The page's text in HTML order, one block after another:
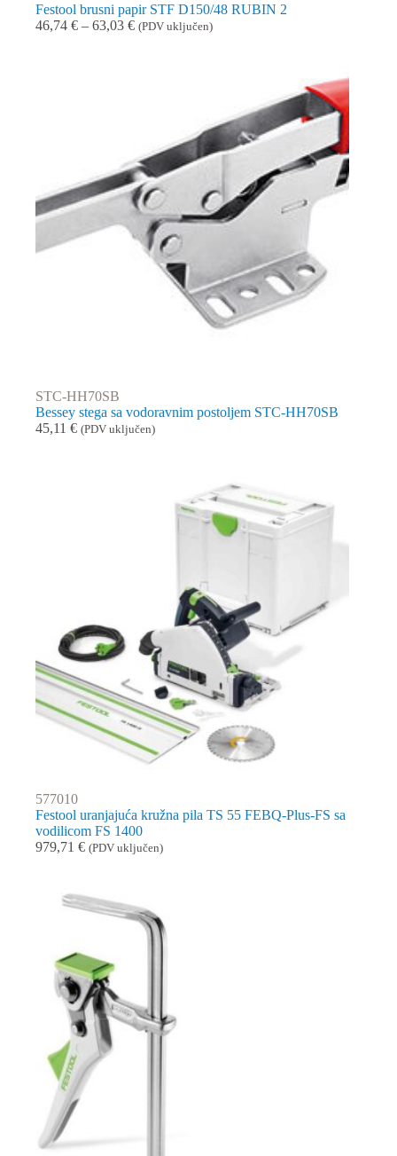
Festool brusni papir STF D150/48 RUBIN 2
46,74 € – 63,03 €Raspon
(PDV uključen)
STC-HH70SB
Bessey stega sa vodoravnim postoljem STC-HH70SB
45,11 € (PDV uključen)
577010
Festool uranjajuća kružna pila TS 55 FEBQ-Plus-FS sa
vodilicom FS 1400
979,71 € (PDV uključen)